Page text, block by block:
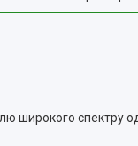
широкого спектру